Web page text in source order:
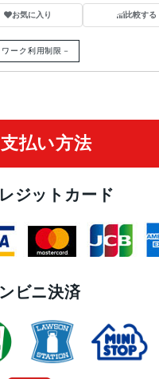
お気に入り 比較する
ーク利用制限－
払い方法
ジットカード
ビニ決済